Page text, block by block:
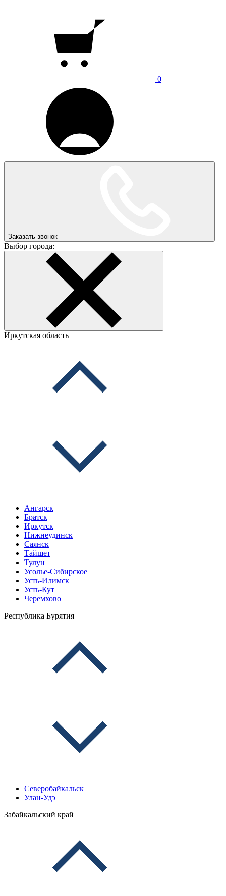
0
Заказать звонок
Выбор города:
Иркутская область
Ангарск
Братск
Иркутск
Нижнеудинск
Саянск
Тайшет
Тулун
Усолье-Сибирское
Усть-Илимск
Усть-Кут
Черемхово
Республика Бурятия
Северобайкальск
Улан-Удэ
Забайкальский край